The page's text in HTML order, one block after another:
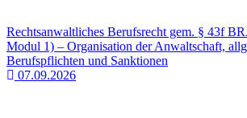
Rechtsanwaltliches Berufsrecht gem. § 43f
Modul 1) – Organisation der Anwaltschaft,
Berufspflichten und Sanktionen
07.09.2026